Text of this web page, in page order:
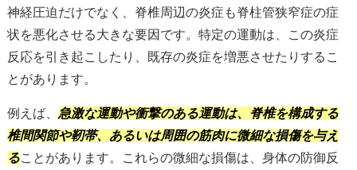
神経圧迫だけでなく、脊椎周辺の炎症も脊柱管狭窄症の症
状を悪化させる大きな要因です。特定の運動は、この炎症
反応を引き起こしたり、既存の炎症を増悪させたりするこ
とがあります。
例えば、 急激な運動や衝撃のある運動は、脊椎を構成する
椎間関節や靭帯、あるいは周囲の筋肉に微細な損傷を与え
ることがあります。これらの微細な損傷は、身体の防御反